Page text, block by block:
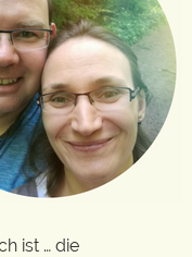
ist … die